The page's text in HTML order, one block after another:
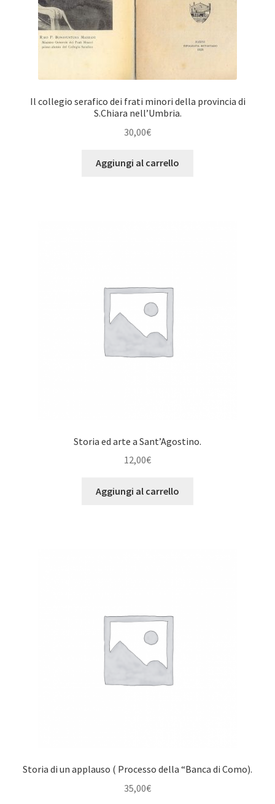
Il collegio serafico dei frati minori della provincia di
S.Chiara nell’Umbria.
30,00€
Aggiungi al carrello
Storia ed arte a Sant’Agostino.
12,00€
Aggiungi al carrello
Storia di un applauso ( Processo della “Banca di Como).
35,00€